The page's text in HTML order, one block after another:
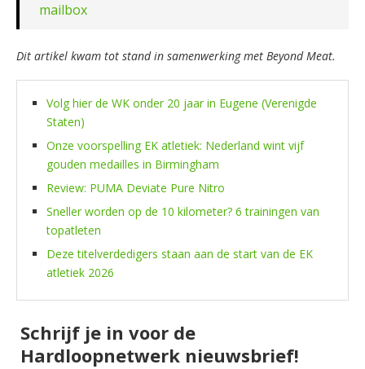
mailbox
Dit artikel kwam tot stand in samenwerking met Beyond Meat.
Volg hier de WK onder 20 jaar in Eugene (Verenigde
Staten)
Onze voorspelling EK atletiek: Nederland wint vijf
gouden medailles in Birmingham
Review: PUMA Deviate Pure Nitro
Sneller worden op de 10 kilometer? 6 trainingen van
topatleten
Deze titelverdedigers staan aan de start van de EK
atletiek 2026
Schrijf je in voor de
Hardloopnetwerk nieuwsbrief!